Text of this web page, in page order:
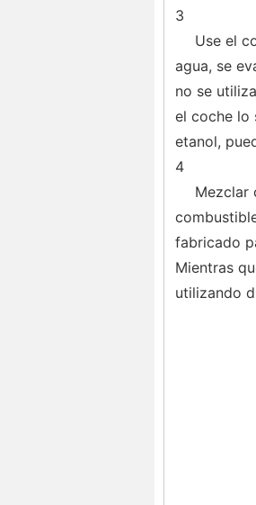
3
Use el
agua, se
no se
el coche lo
etanol,
4
Mezclar
fabricado
Mientras
utilizando